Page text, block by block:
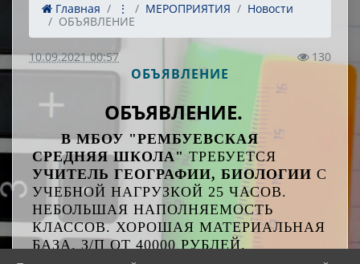
Главная ⋮ МЕРОПРИЯТИЯ
Новости
ОБЪЯВЛЕНИЕ
10.09.2021 00:57 130
ОБЪЯВЛЕНИЕ
ОБЪЯВЛЕНИЕ.
В МБОУ "РЕМБУЕВСКАЯ
СРЕДНЯЯ ШКОЛА" ТРЕБУЕТСЯ
УЧИТЕЛЬ ГЕОГРАФИИ, БИОЛОГИИ С
УЧЕБНОЙ НАГРУЗКОЙ 25 ЧАСОВ.
НЕБОЛЬШАЯ НАПОЛНЯЕМОСТЬ
КЛАССОВ. ХОРОШАЯ МАТЕРИАЛЬНАЯ
БАЗА. З/П ОТ 40000 РУБЛЕЙ.